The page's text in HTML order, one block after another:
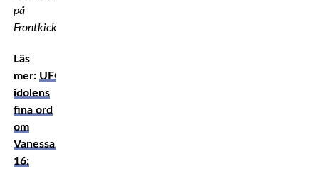
på
Frontkick.online!
Läs
mer: UFC-
idolens
fina ord
om
Vanessa,
16: